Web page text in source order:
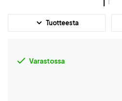
Tuotteesta
Varastossa